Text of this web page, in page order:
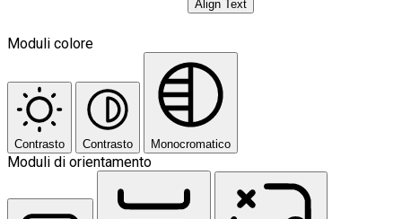
Align Text
Moduli colore
Contrasto Contrasto Monocromatico
Moduli di orientamento